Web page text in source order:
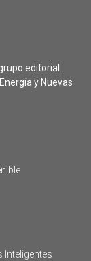
editorial
y Nuevas
Inteligentes